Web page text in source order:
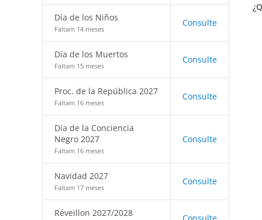
Día de los Niños
Faltam 14 meses
Consulte
Día de los Muertos
Faltam 15 meses
Consulte
Proc. de la República 2027
Faltam 16 meses
Consulte
Día de la Conciencia
Negro 2027
Faltam 16 meses
Consulte
Navidad 2027
Faltam 17 meses
Consulte
Réveillon 2027/2028